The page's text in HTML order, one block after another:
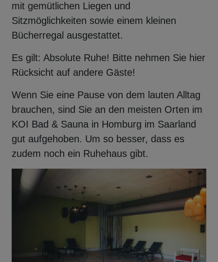
mit gemütlichen Liegen und
Sitzmöglichkeiten sowie einem kleinen
Bücherregal ausgestattet.
Es gilt: Absolute Ruhe! Bitte nehmen Sie hier
Rücksicht auf andere Gäste!
Wenn Sie eine Pause von dem lauten Alltag
brauchen, sind Sie an den meisten Orten im
KOI Bad & Sauna in Homburg im Saarland
gut aufgehoben. Um so besser, dass es
zudem noch ein Ruhehaus gibt.